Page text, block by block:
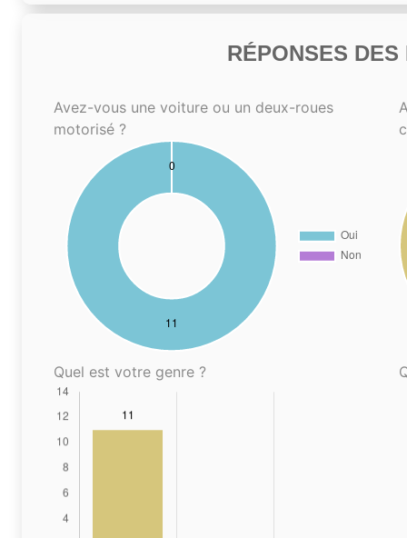
RÉPONSES
Avez-vous une voiture ou un deux-roues
motorisé ?
Quel est votre genre ?